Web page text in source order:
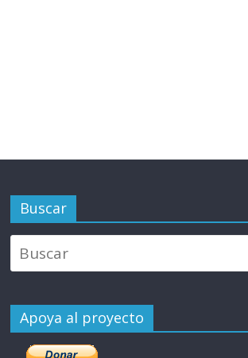
Buscar
Apoya al proyecto